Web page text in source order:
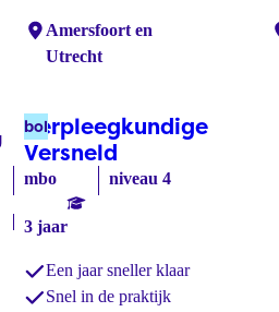
Locaties:
Amersfoort en
Utrecht
Verpleegkundige
Versneld
mbo niveau 4
3 jaar
bol
Een jaar sneller klaar
Snel in de praktijk